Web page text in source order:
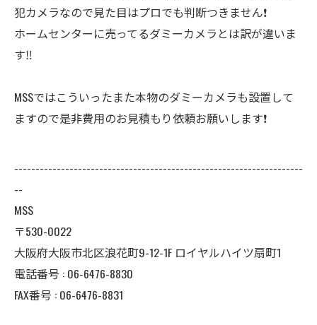
犯カメラなので見た目はプロでも判断つきません❗️
ホームセンターに売ってるダミーカメラとは訳が違いま
す‼️
MSSではこういったまた本物のダミーカメラも設置して
ますので是非費用のお見積もり依頼お願いします❗️
--------------------------------------------------------------------
--
MSS
〒530-0022
大阪府大阪市北区浪花町9-12-1F ロイヤルハイツ扇町1
電話番号 : 06-6476-8830
FAX番号 : 06-6476-8831